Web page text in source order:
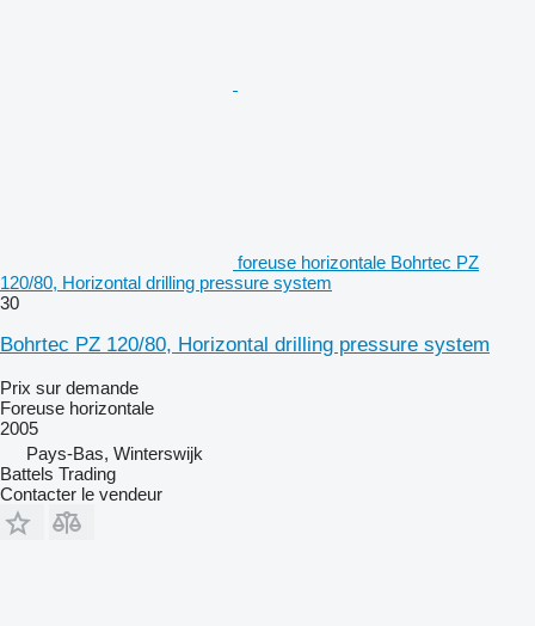
foreuse horizontale Bohrtec PZ
120/80, Horizontal drilling pressure system
30
Bohrtec PZ 120/80, Horizontal drilling pressure system
Prix sur demande
Foreuse horizontale
2005
Pays-Bas, Winterswijk
Battels Trading
Contacter le vendeur